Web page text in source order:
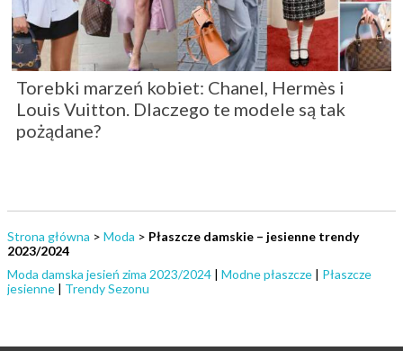
Torebki marzeń kobiet: Chanel, Hermès i
Louis Vuitton. Dlaczego te modele są tak
pożądane?
Strona główna > Moda > Płaszcze damskie – jesienne trendy
2023/2024
Moda damska jesień zima 2023/2024 | Modne płaszcze | Płaszcze
jesienne | Trendy Sezonu